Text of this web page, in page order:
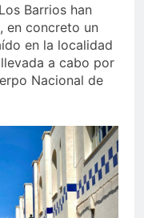
José,
y música
Barrios han
en concreto un
en la localidad
a cabo por
Nacional de